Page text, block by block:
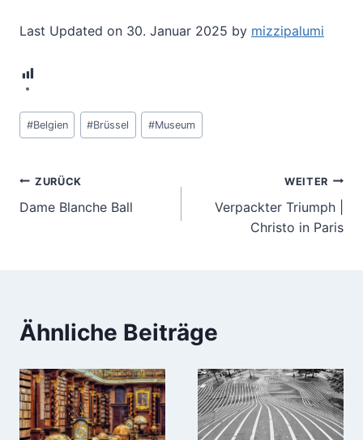
Last Updated on 30. Januar 2025 by mizzipalumi
Schlagworte:
#Belgien #Brüssel #Museum
Beitragsnavigation
ZURÜCK
Dame Blanche Ball
WEITER
Verpackter Triumph |
Christo in Paris
Ähnliche Beiträge